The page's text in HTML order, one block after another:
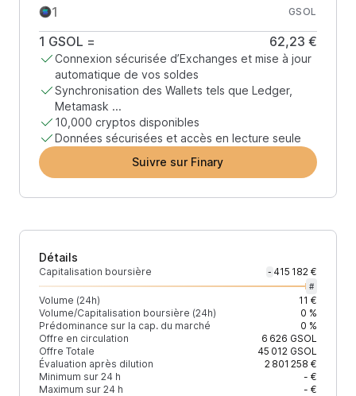
GSOL
1 GSOL = 62,23 €
Connexion sécurisée d’Exchanges et mise à jour
automatique de vos soldes
Synchronisation des Wallets tels que Ledger,
Metamask ...
10,000 cryptos disponibles
Données sécurisées et accès en lecture seule
Suivre sur Finary
Détails
Capitalisation boursière - 415 182 €
#
Volume (24h)
11 €
Volume/Capitalisation boursière (24h)
0 %
Prédominance sur la cap. du marché
0 %
Offre en circulation
6 626 GSOL
Offre Totale
45 012GSOL
Évaluation après dilution
2 801 258 €
Minimum sur 24 h
- €
Maximum sur 24 h
- €